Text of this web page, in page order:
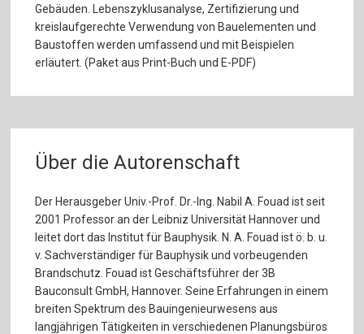
Gebäuden. Lebenszyklusanalyse, Zertifizierung und
kreislaufgerechte Verwendung von Bauelementen und
Baustoffen werden umfassend und mit Beispielen
erläutert. (Paket aus Print-Buch und E-PDF)
Über die Autorenschaft
Der Herausgeber Univ.-Prof. Dr.-Ing. Nabil A. Fouad ist seit
2001 Professor an der Leibniz Universität Hannover und
leitet dort das Institut für Bauphysik. N. A. Fouad ist ö. b. u.
v. Sachverständiger für Bauphysik und vorbeugenden
Brandschutz. Fouad ist Geschäftsführer der 3B
Bauconsult GmbH, Hannover. Seine Erfahrungen in einem
breiten Spektrum des Bauingenieurwesens aus
langjährigen Tätigkeiten in verschiedenen Planungsbüros